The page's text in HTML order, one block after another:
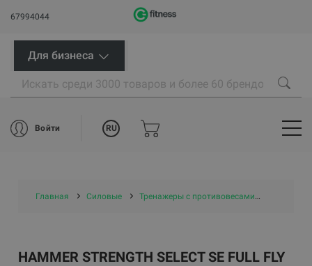
67994044
Для бизнеса
Войти RU
Главная Силовые Тренажеры с противовесами
HAMMER STRENGTH SELECT SE FULL FLY